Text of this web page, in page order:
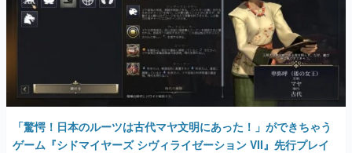
「驚愕！日本のルーツは古代マヤ文明にあった！」ができちゃう
ゲーム『シドマイヤーズ シヴィライゼーション VII』先行プレイ
レポート。「卑弥呼が指揮する古代マヤ文明」が「モンゴル帝
国」になり最大版図を記録した後、「共産主義を信奉する近代日
本」となり宇宙に飛び立つまで